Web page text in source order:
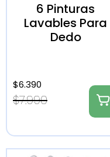
6 Pinturas
Lavables Para
Dedo
$7.990
$6.390